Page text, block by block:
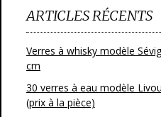
ARTICLES RÉCENTS
Verres à whisky modèle
cm
30 verres à eau modèle
(prix à la pièce)